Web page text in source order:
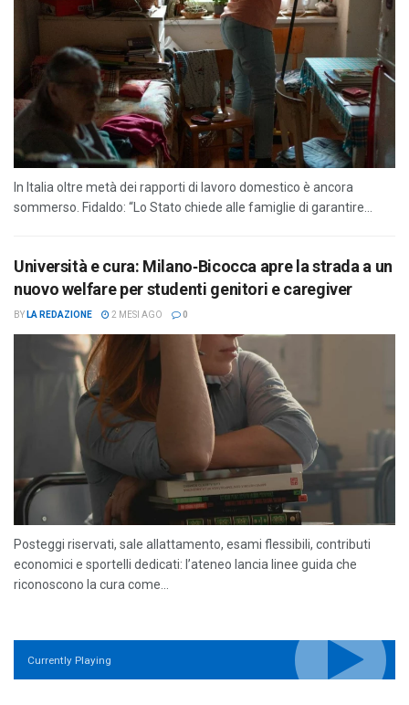
In Italia oltre metà dei rapporti di lavoro domestico è ancora
sommerso. Fidaldo: “Lo Stato chiede alle famiglie di garantire...
Università e cura: Milano‑Bicocca apre la strada a un
nuovo welfare per studenti genitori e caregiver
BY LA REDAZIONE 2 MESI AGO 0
Posteggi riservati, sale allattamento, esami flessibili, contributi
economici e sportelli dedicati: l’ateneo lancia linee guida che
riconoscono la cura come...
Currently Playing